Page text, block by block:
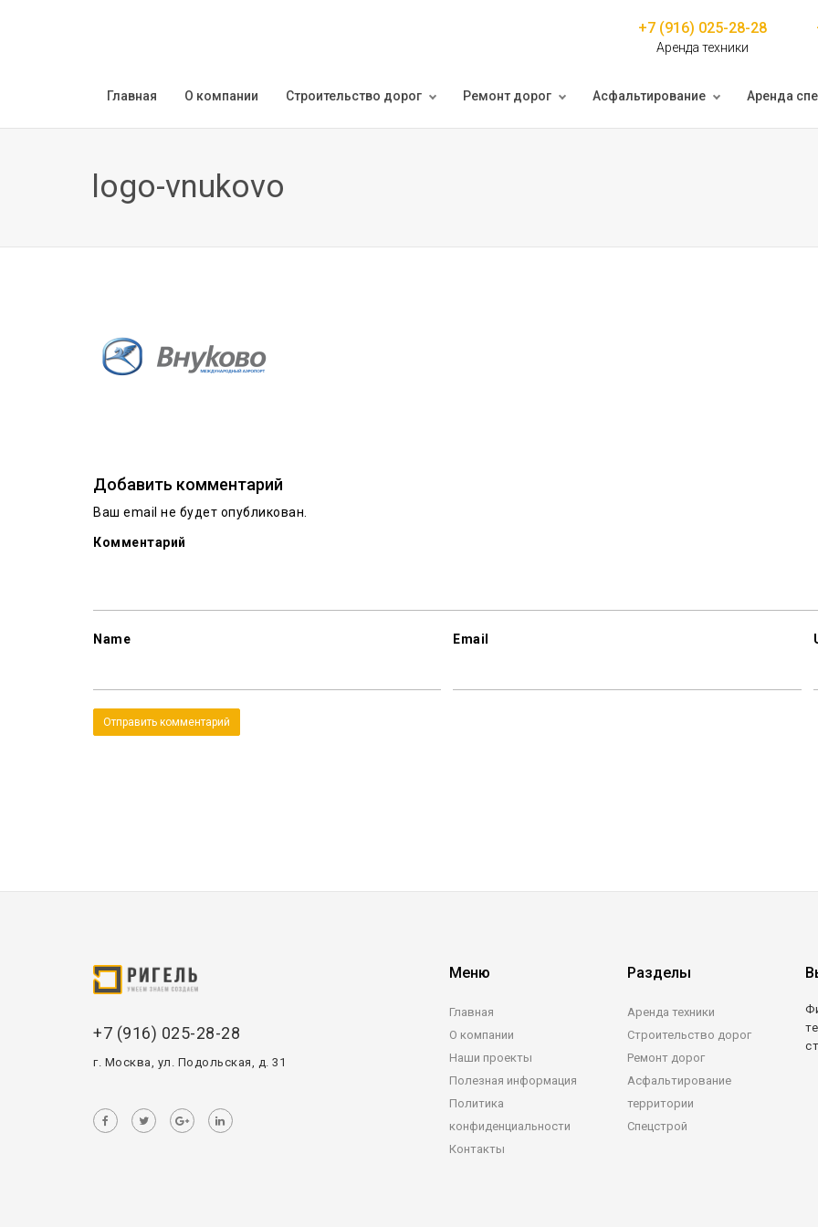
+7 (916) 025-28-28
Аренда техники
Главная О компании Строительство дорог Ремонт дорог Асфальтирование Аренда
logo-vnukovo
Добавить комментарий
Ваш email не будет опубликован.
Комментарий
Name Email
+7 (916) 025-28-28
г. Москва, ул. Подольская, д. 31
Меню
Главная
О компании
Наши проекты
Полезная информация
Политика
конфиденциальности
Контакты
Разделы
Аренда техники
Строительство дорог
Ремонт дорог
Асфальтирование
территории
Спецстрой